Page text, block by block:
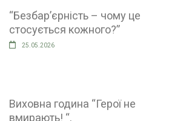
“Безбар’єрність – чому це
стосується кожного?”
25.05.2026
Виховна година “Герої не
вмирають! “.